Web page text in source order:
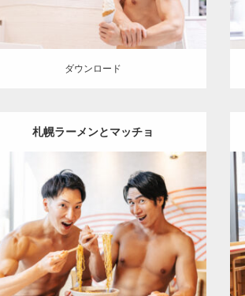
ダウンロード
ダウンロード
札幌ラーメンとマッチョ
Update:
2025.07.21
Category:ココノススキノのマッチョ オ
レンジの人 AKIHITO(細マッチョ)
SOSUKE 肩 空気椅子のマッチョ
札幌
（北海道）
ダウンロード